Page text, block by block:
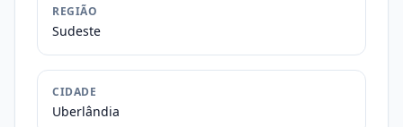
REGIÃO
Sudeste
CIDADE
Uberlândia